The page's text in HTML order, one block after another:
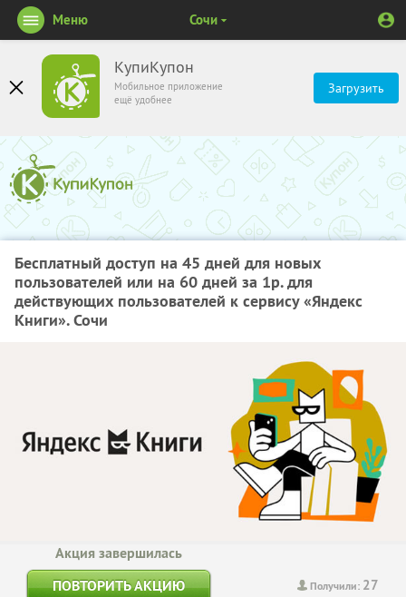
КупиКупон
Мобильное приложение
ещё удобнее
Загрузить
Меню Сочи
Бесплатный доступ на 45 дней для новых
пользователей или на 60 дней за 1р. для
действующих пользователей к сервису «Яндекс
Книги». Сочи
Получили: 27
Акция завершилась
ПОВТОРИТЬ АКЦИЮ